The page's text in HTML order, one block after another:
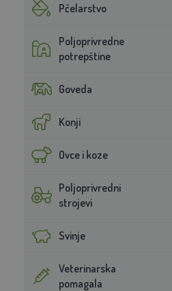
Pčelarstvo
Poljoprivredne
potrepštine
Goveda
Konji
Ovce i koze
Poljoprivredni
strojevi
Svinje
Veterinarska
pomagala